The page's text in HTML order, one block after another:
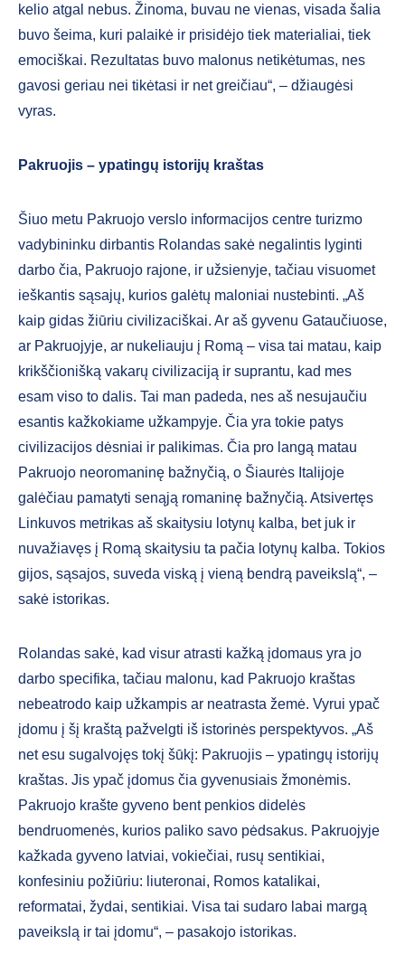
kelio atgal nebus. Žinoma, buvau ne vienas, visada šalia
buvo šeima, kuri palaikė ir prisidėjo tiek materialiai, tiek
emociškai. Rezultatas buvo malonus netikėtumas, nes
gavosi geriau nei tikėtasi ir net greičiau“, – džiaugėsi
vyras.
Pakruojis – ypatingų istorijų kraštas
Šiuo metu Pakruojo verslo informacijos centre turizmo
vadybininku dirbantis Rolandas sakė negalintis lyginti
darbo čia, Pakruojo rajone, ir užsienyje, tačiau visuomet
ieškantis sąsajų, kurios galėtų maloniai nustebinti. „Aš
kaip gidas žiūriu civilizaciškai. Ar aš gyvenu Gataučiuose,
ar Pakruojyje, ar nukeliauju į Romą – visa tai matau, kaip
krikščionišką vakarų civilizaciją ir suprantu, kad mes
esam viso to dalis. Tai man padeda, nes aš nesujaučiu
esantis kažkokiame užkampyje. Čia yra tokie patys
civilizacijos dėsniai ir palikimas. Čia pro langą matau
Pakruojo neoromaninę bažnyčią, o Šiaurės Italijoje
galėčiau pamatyti senąją romaninę bažnyčią. Atsivertęs
Linkuvos metrikas aš skaitysiu lotynų kalba, bet juk ir
nuvažiavęs į Romą skaitysiu ta pačia lotynų kalba. Tokios
gijos, sąsajos, suveda viską į vieną bendrą paveikslą“, –
sakė istorikas.
Rolandas sakė, kad visur atrasti kažką įdomaus yra jo
darbo specifika, tačiau malonu, kad Pakruojo kraštas
nebeatrodo kaip užkampis ar neatrasta žemė. Vyrui ypač
įdomu į šį kraštą pažvelgti iš istorinės perspektyvos. „Aš
net esu sugalvojęs tokį šūkį: Pakruojis – ypatingų istorijų
kraštas. Jis ypač įdomus čia gyvenusiais žmonėmis.
Pakruojo krašte gyveno bent penkios didelės
bendruomenės, kurios paliko savo pėdsakus. Pakruojyje
kažkada gyveno latviai, vokiečiai, rusų sentikiai,
konfesiniu požiūriu: liuteronai, Romos katalikai,
reformatai, žydai, sentikiai. Visa tai sudaro labai margą
paveikslą ir tai įdomu“, – pasakojo istorikas.